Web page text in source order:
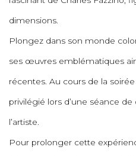
dimensions.
Plongez dans son monde
ses œuvres emblématiques
récentes. Au cours de la
privilégié lors d’une séance
l’artiste.
Pour prolonger cette